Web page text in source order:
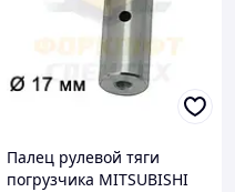
Палец рулевой тяги
погрузчика MITSUBISHI